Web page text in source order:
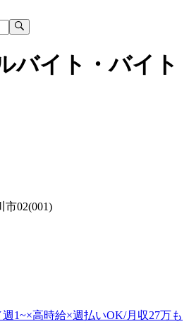
バイト・バイト
市02(001)
1~×高時給×週払いOK/月収27万も